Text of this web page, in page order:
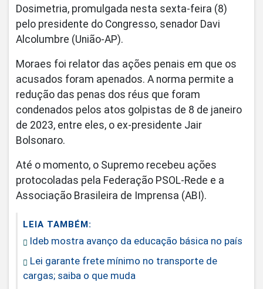
Dosimetria, promulgada nesta sexta-feira (8)
pelo presidente do Congresso, senador Davi
Alcolumbre (União-AP).
Moraes foi relator das ações penais em que os
acusados foram apenados. A norma permite a
redução das penas dos réus que foram
condenados pelos atos golpistas de 8 de janeiro
de 2023, entre eles, o ex-presidente Jair
Bolsonaro.
Até o momento, o Supremo recebeu ações
protocoladas pela Federação PSOL-Rede e a
Associação Brasileira de Imprensa (ABI).
LEIA TAMBÉM:
Ideb mostra avanço da educação básica no país
Lei garante frete mínimo no transporte de
cargas; saiba o que muda